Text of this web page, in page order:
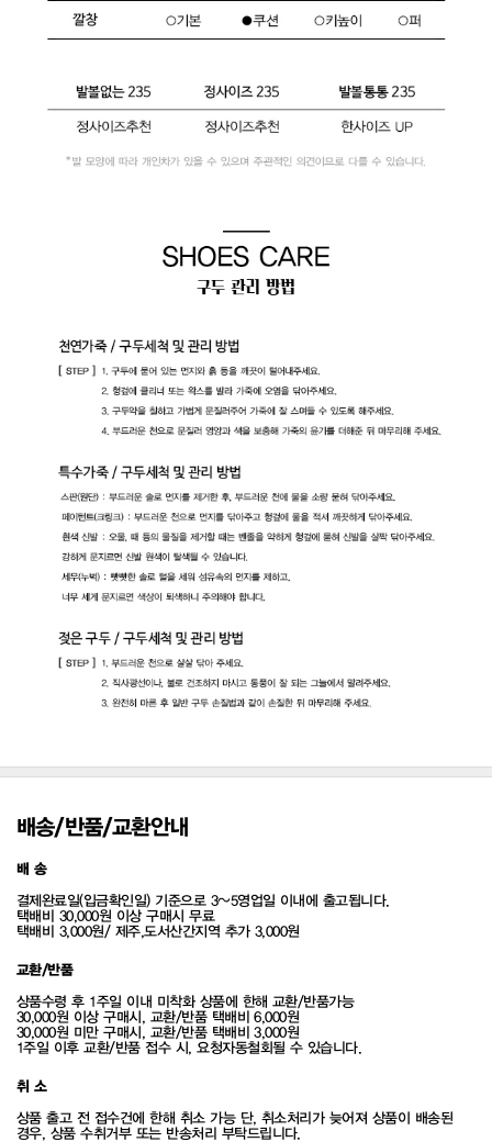
배송/반품/교환안내
배 송
결제완료일(입금확인일) 기준으로 3~5영업일 이내에 출고됩니다.
택배비 30,000원 이상 구매시 무료
택배비 3,000원/ 제주,도서산간지역 추가 3,000원
교환/반품
상품수령 후 1주일 이내 미착화 상품에 한해 교환/반품가능
30,000원 이상 구매시, 교환/반품 택배비 6,000원
30,000원 미만 구매시, 교환/반품 택배비 3,000원
1주일 이후 교환/반품 접수 시, 요청자동철회될 수 있습니다.
취 소
상품 출고 전 접수건에 한해 취소 가능 단, 취소처리가 늦어져 상품이 배송된
경우, 상품 수취거부 또는 반송처리 부탁드립니다.